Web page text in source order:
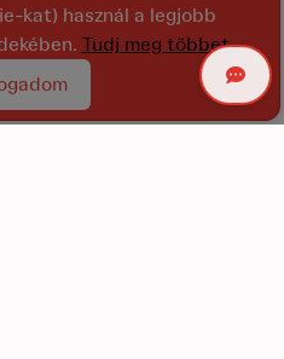
kat) használ a legjobb
Tudj meg többet